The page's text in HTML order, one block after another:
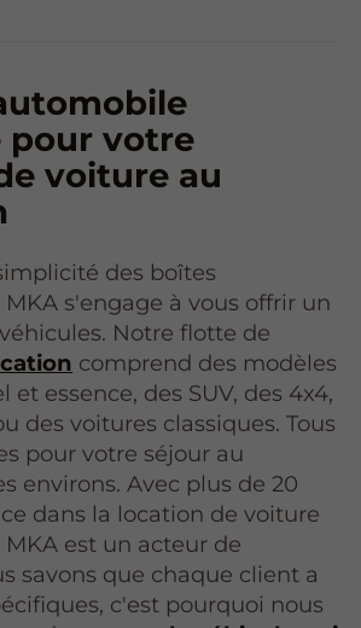
pour votre
voiture au
des boîtes
s'engage à vous offrir un
Notre flotte de
comprend des modèles
et essence, des SUV, des 4x4,
des voitures classiques. Tous
pour votre séjour au
environs. Avec plus de 20
dans la location de voiture
est un acteur de
savons que chaque client a
c'est pourquoi nous